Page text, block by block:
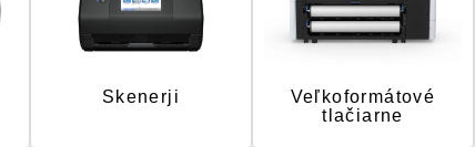
Skenerji
Veľkoformátové
tlačiarne